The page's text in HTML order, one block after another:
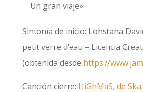
Un gran viaje»
Sintonía de inicio: Lohstana
petit verre d’eau – Licencia
(obtenida desde https://
Canción cierre: HiGhMaS, de